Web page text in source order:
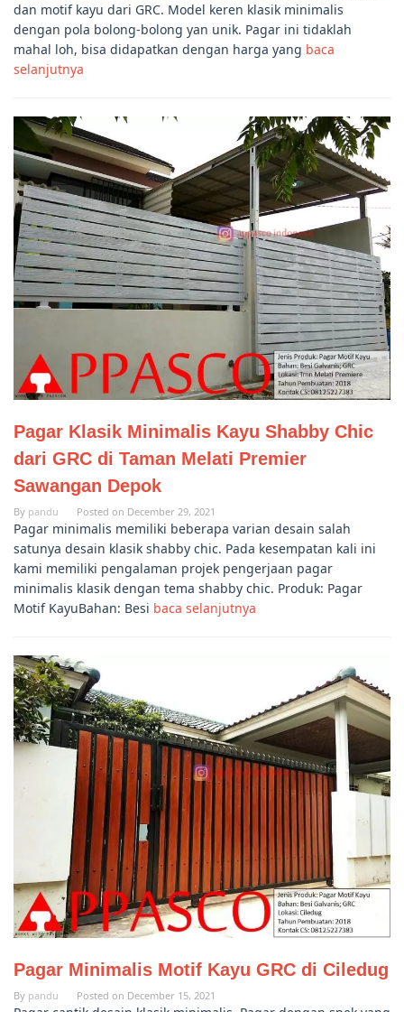
dan motif kayu dari GRC. Model keren klasik minimalis
dengan pola bolong-bolong yan unik. Pagar ini tidaklah
mahal loh, bisa didapatkan dengan harga yang baca
selanjutnya
Pagar Klasik Minimalis Kayu Shabby Chic
dari GRC di Taman Melati Premier
Sawangan Depok
By pandu Posted on December 29, 2021
Pagar minimalis memiliki beberapa varian desain salah
satunya desain klasik shabby chic. Pada kesempatan kali ini
kami memiliki pengalaman projek pengerjaan pagar
minimalis klasik dengan tema shabby chic. Produk: Pagar
Motif KayuBahan: Besi baca selanjutnya
Pagar Minimalis Motif Kayu GRC di Ciledug
By pandu Posted on December 15, 2021